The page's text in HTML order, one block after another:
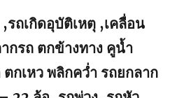
รถเกิดอุบัติเหตุ ,เคลื่อน
กรถ ตกข้างทาง คูน้ำ
ตกเหว พลิกคว่ำ รถยกลาก